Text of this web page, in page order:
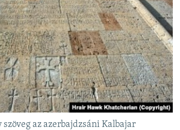
az azerbajdzsáni Kalbajar